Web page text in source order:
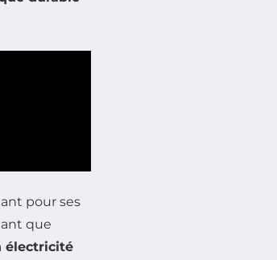
pour ses
que
électricité